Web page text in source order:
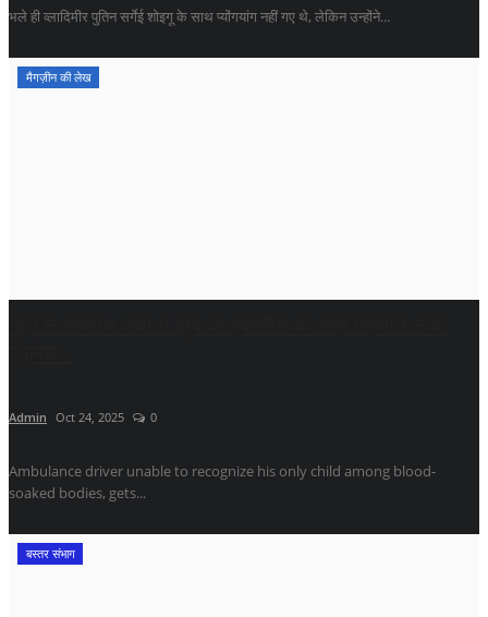
भले ही व्लादिमीर पुतिन सर्गेई शोइगू के साथ प्योंगयांग नहीं गए थे, लेकिन उन्होंने...
मैगज़ीन की लेख
Admin Oct 24, 2025 0
Ambulance driver unable to recognize his only child among blood-
soaked bodies, gets...
बस्तर संभाग